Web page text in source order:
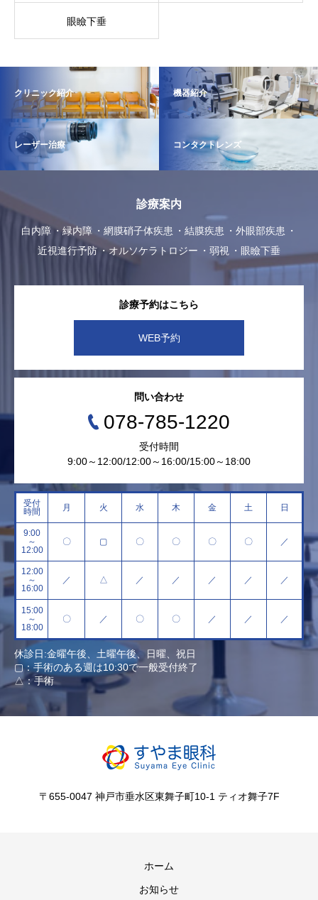
眼瞼下垂
クリニック紹介 機器紹介
レーザー治療 コンタクトレンズ
診療案内
白内障 緑内障 網膜硝子体疾患 結膜疾患
外眼部疾患
近視進行予防
オルソケラトロジー 弱視 眼瞼下垂
診療予約はこちら
WEB予約
問い合わせ
078-785-1220
受付時間
9:00～12:00/12:00～16:00/15:00～18:00
受付
時間
月 火 水 木 金 土 日
9:00
～
12:00
〇 ▢ 〇 〇 〇 〇 ／
12:00
～
16:00
／ △ ／ ／ ／ ／ ／
15:00
～
18:00
〇 ／ 〇 〇 ／ ／ ／
休診日:金曜午後、土曜午後、日曜、祝日
▢：手術のある週は10:30で一般受付終了
△：手術
〒655-0047 神戸市垂水区東舞子町10-1 ティオ舞子7F
ホーム
お知らせ